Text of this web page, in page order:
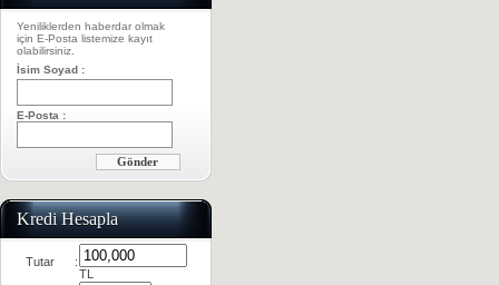
Yeniliklerden haberdar olmak
için E-Posta listemize kayıt
olabilirsiniz.
İsim Soyad :
E-Posta :
Kredi Hesapla
Tutar
:
TL